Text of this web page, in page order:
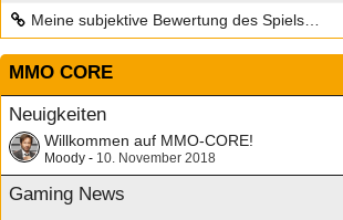
Meine subjektive Bewertung des Spiels…
MMO CORE
Neuigkeiten
Willkommen auf MMO-CORE!
Moody - 10. November 2018
Gaming News